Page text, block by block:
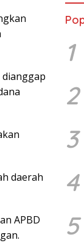
daerah
APBD
1
2
3
4
5